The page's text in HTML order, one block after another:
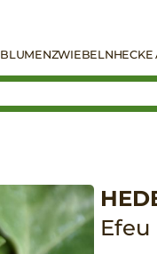
BLUMENZWIEBELNHECKE
Efeu